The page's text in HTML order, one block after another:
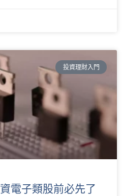
投資理財入門
電子類股前必先了